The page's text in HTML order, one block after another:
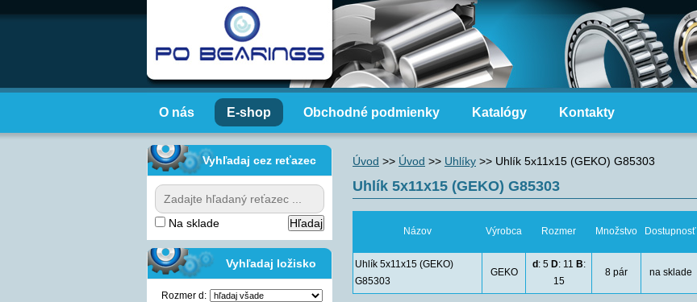
O nás E-shop Obchodné podmienky Katalógy Kontakty
Úvod >> Úvod >> Uhlíky >> Uhlík 5x11x15 (GEKO) G85303
Uhlík 5x11x15 (GEKO) G85303
Názov Výrobca Rozmer Množstvo Dostupnosť
Uhlík 5x11x15 (GEKO)
G85303
GEKO
d : 5 D: 11 B:
15
8 pár na sklade
Vyhľadaj cez reťazec
Na sklade
Vyhľadaj ložisko
Rozmer d: